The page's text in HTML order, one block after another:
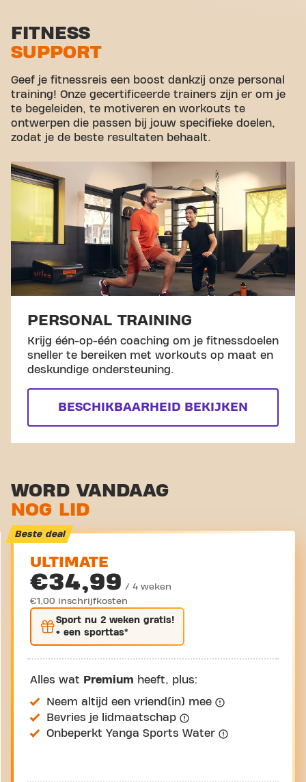
Stretch zone
Virtual cycling
Rondleiding
FITNESS
SUPPORT
Geef je fitnessreis een boost dankzij onze personal
training! Onze gecertificeerde trainers zijn er om je
te begeleiden, te motiveren en workouts te
ontwerpen die passen bij jouw specifieke doelen,
zodat je de beste resultaten behaalt.
PERSONAL TRAINING
Krijg één-op-één coaching om je fitnessdoelen
sneller te bereiken met workouts op maat en
deskundige ondersteuning.
BESCHIKBAARHEID BEKIJKEN
WORD VANDAAG
NOG LID
Beste deal
ULTIMATE
€34,99 / 4 weken
€1,00 inschrijfkosten
Sport nu 2 weken gratis!
+ een sporttas*
Alles wat Premium heeft, plus:
Neem altijd een vriend(in) mee
Bevries je lidmaatschap
Onbeperkt Yanga Sports Water